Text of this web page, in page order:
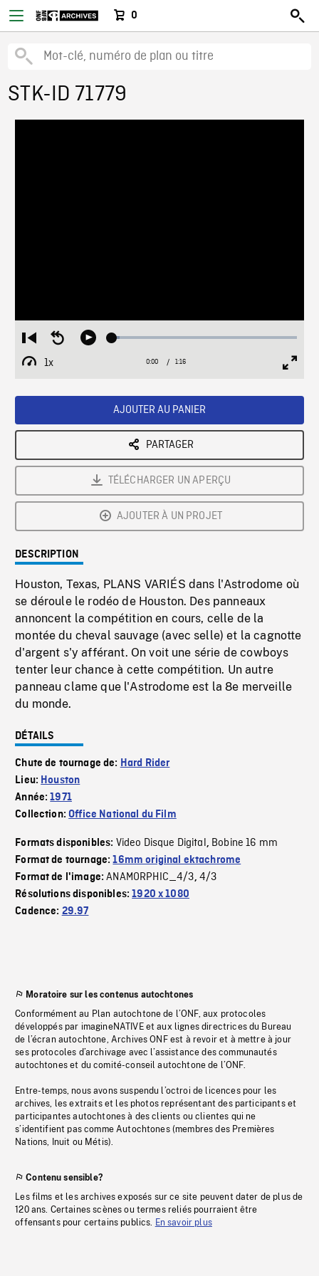
0
STK-ID 71779
Restart
from
beginning
Seek
Play Loaded:
1x
Playback
Current
0:00 / Duration
1:16
AJOUTER AU PANIER
PARTAGER
TÉLÉCHARGER UN APERÇU
AJOUTER À UN PROJET
DESCRIPTION
Houston, Texas, PLANS VARIÉS dans l'Astrodome où
se déroule le rodéo de Houston. Des panneaux
annoncent la compétition en cours, celle de la
montée du cheval sauvage (avec selle) et la cagnotte
d'argent s'y afférant. On voit une série de cowboys
tenter leur chance à cette compétition. Un autre
panneau clame que l'Astrodome est la 8e merveille
du monde.
DÉTAILS
Chute de tournage de: Hard Rider
Lieu: Houston
Année:1971
Collection:Office National du Film
Formats disponibles: Video Disque Digital, Bobine 16 mm
Format de tournage:16mm original ektachrome
Format de l'image:ANAMORPHIC_4/3, 4/3
Résolutions disponibles:1920 x 1080
Cadence: 29.97
Moratoire sur les contenus autochtones
Conformément au Plan autochtone de l’ONF, aux protocoles
développés par imagineNATIVE et aux lignes directrices du Bureau
de l’écran autochtone, Archives ONF est à revoir et à mettre à jour
ses protocoles d’archivage avec l’assistance des communautés
autochtones et du comité-conseil autochtone de l’ONF.
Entre-temps, nous avons suspendu l’octroi de licences pour les
archives, les extraits et les photos représentant des participants et
participantes autochtones à des clients ou clientes qui ne
s’identifient pas comme Autochtones (membres des Premières
Nations, Inuit ou Métis).
Contenu sensible?
Les films et les archives exposés sur ce site peuvent dater de plus de
120 ans. Certaines scènes ou termes reliés pourraient être
offensants pour certains publics. En savoir plus